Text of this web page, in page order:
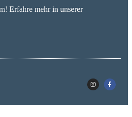
Erfahre mehr in unserer